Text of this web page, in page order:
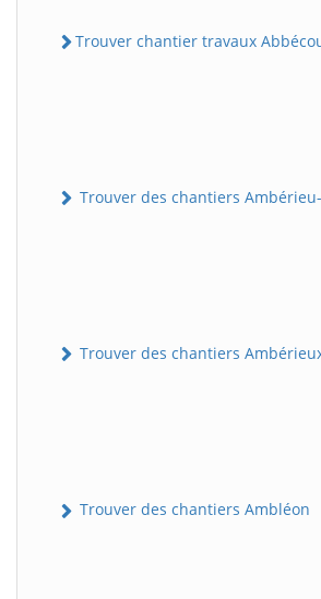
Trouver chantier travaux
Trouver des chantiers
Trouver des chantiers
Trouver des chantiers Ambléon